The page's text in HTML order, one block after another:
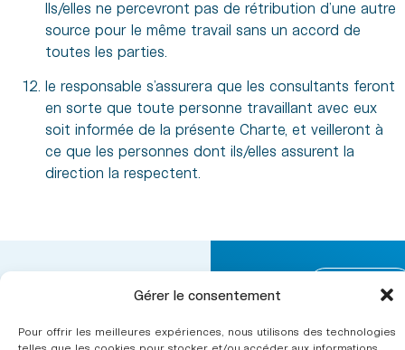
Gérer le consentement
Pour offrir les meilleures expériences, nous utilisons des technologies
telles que les cookies pour stocker et/ou accéder aux informations
Ils/elles ne percevront pas de rétribution d’une autre
source pour le même travail sans un accord de
toutes les parties.
le responsable s’assurera que les consultants feront
en sorte que toute personne travaillant avec eux
soit informée de la présente Charte, et veilleront à
ce que les personnes dont ils/elles assurent la
direction la respectent.
CINOV ergonomie fait
de lafédération
L’ergonomie
d’intervention
contacter